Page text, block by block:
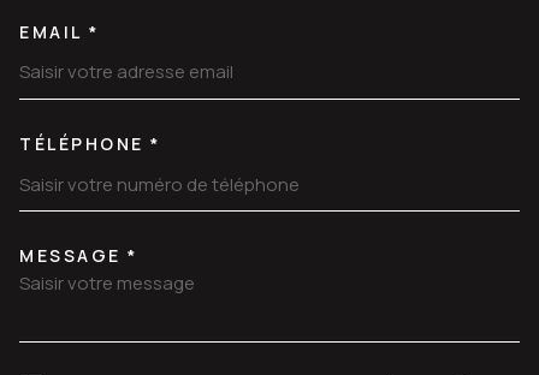
EMAIL *
TÉLÉPHONE *
TRAD_MELTEM_VOREDEMANDE
MESSAGE *